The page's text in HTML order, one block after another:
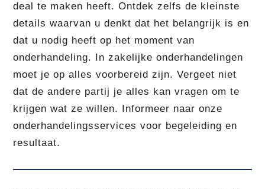
deal te maken heeft. Ontdek zelfs de kleinste
details waarvan u denkt dat het belangrijk is en
dat u nodig heeft op het moment van
onderhandeling. In zakelijke onderhandelingen
moet je op alles voorbereid zijn. Vergeet niet
dat de andere partij je alles kan vragen om te
krijgen wat ze willen. Informeer naar onze
onderhandelingsservices voor begeleiding en
resultaat.